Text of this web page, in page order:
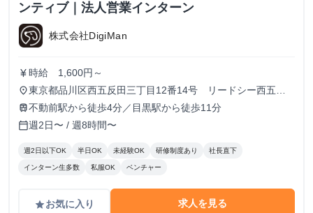
ンティブ｜法人営業インターン
株式会社DigiMan
currency_yen 時給 1,600円～
place東京都品川区西五反田三丁目12番14号 リードシー西五反
田ビル7-8階（受付8階）
train不動前駅から徒歩4分／目黒駅から徒歩11分
calendar_today週2日〜 / 週8時間〜
週2日以下OK 半日OK 未経験OK 研修制度あり 社長直下
インターン生多数 私服OK ベンチャー
gradeお気に入り 求人を見る